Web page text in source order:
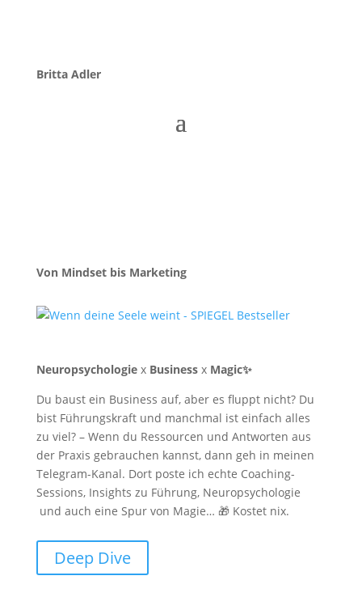
Britta Adler
Von Mindset bis Marketing
Neuropsychologie xBusiness xMagic✨
Du baust ein Business auf, aber es fluppt nicht? Du
bist Führungskraft und manchmal ist einfach alles
zu viel? – Wenn du Ressourcen und Antworten aus
der Praxis gebrauchen kannst, dann geh in meinen
Telegram-Kanal. Dort poste ich echte Coaching-
Sessions, Insights zu Führung, Neuropsychologie
und auch eine Spur von Magie… 🎁 Kostet nix.
Deep Dive